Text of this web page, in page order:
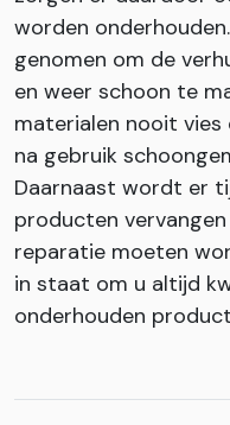
worden
genomen om de
en weer schoon te
materialen nooit vies
na gebruik
Daarnaast wordt er
producten
reparatie moeten
in staat om u altijd
onderhouden